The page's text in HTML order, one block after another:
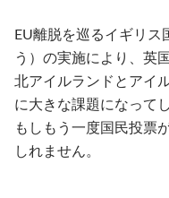
EU離脱を巡るイギリス
う）の実施により、英
北アイルランドとアイ
に大きな課題になって
もしもう一度国民投票
しれません。